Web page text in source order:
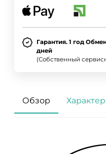
Гарантия. 1 год
дней
(Собственный
Обзор